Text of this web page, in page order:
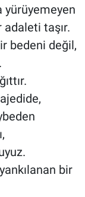
yürüyemeyen
taşır.
bedeni değil,
bir